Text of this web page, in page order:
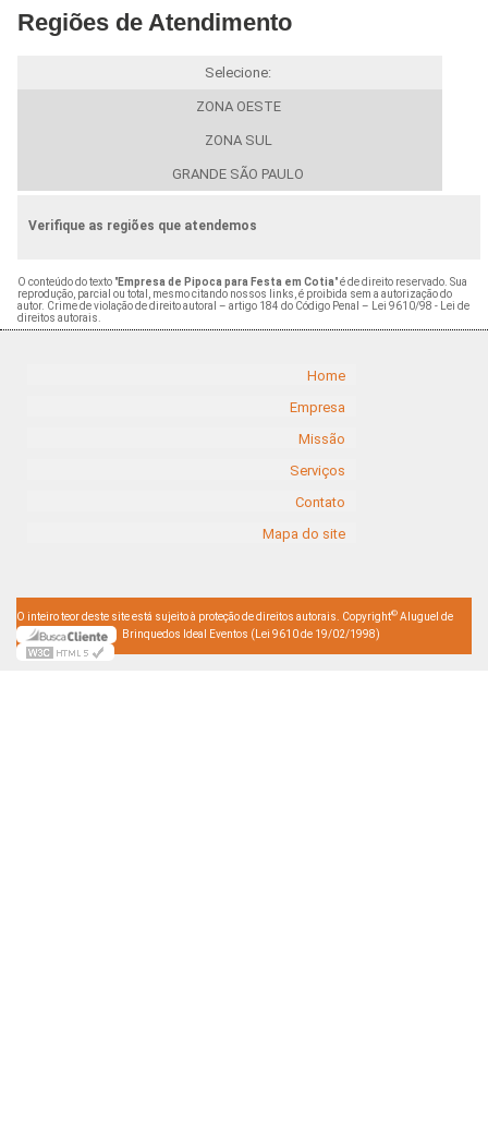
Regiões de Atendimento
Selecione:
ZONA OESTE
ZONA SUL
GRANDE SÃO PAULO
Verifique as regiões que atendemos
O conteúdo do texto "Empresa de Pipoca para Festa em Cotia" é de direito reservado. Sua
reprodução, parcial ou total, mesmo citando nossos links, é proibida sem a autorização do
autor. Crime de violação de direito autoral – artigo 184 do Código Penal – Lei 9610/98 - Lei de
direitos autorais.
Home
Empresa
Missão
Serviços
Contato
Mapa do site
O inteiro teor deste site está sujeito à proteção de direitos autorais. Copyright© Aluguel de
Brinquedos Ideal Eventos (Lei 9610 de 19/02/1998)